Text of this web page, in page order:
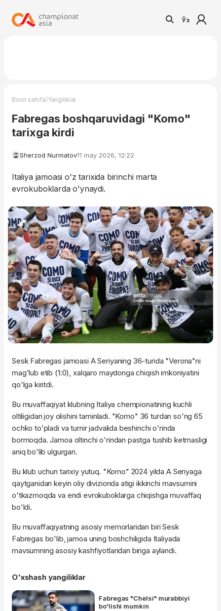
Ўз
Bosh sahifa/Yangiliklar
Fabregas boshqaruvidagi "Komo"
tarixga kirdi
Sherzod Nurmatov11 may 2026, 12:22
Italiya jamoasi o'z tarixida birinchi marta
evrokuboklarda o'ynaydi.
Sesk Fabregas jamoasi A Seriyaning 36-turida "Verona"ni
mag'lub etib (1:0), xalqaro maydonga chiqish imkoniyatini
qo'lga kiritdi.
Bu muvaffaqiyat klubning Italiya chempionatining kuchli
oltiligidan joy olishini taminladi. "Komo" 36 turdan so'ng 65
ochko to'pladi va turnir jadvalida beshinchi o'rinda
bormoqda. Jamoa oltinchi o'rindan pastga tushib ketmasligi
aniq bo'lib ulgurgan.
Bu klub uchun tarixiy yutuq. "Komo" 2024 yilda A Seriyaga
qaytganidan keyin oliy divizionda atigi ikkinchi mavsumini
o'tkazmoqda va endi evrokuboklarga chiqishga muvaffaq
bo'ldi.
Bu muvaffaqiyatning asosiy memorlaridan biri Sesk
Fabregas bo'lib, jamoa uning boshchiligida Italiyada
mavsumning asosiy kashfiyotlaridan biriga aylandi.
O'xshash yangiliklar
Fabregas "Chelsi" murabbiyi
bo'lishi mumkin